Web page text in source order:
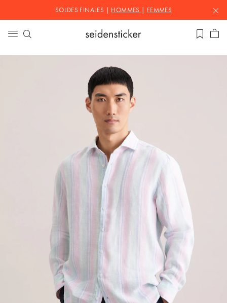
SOLDES FINALES | HOMMES FEMMES